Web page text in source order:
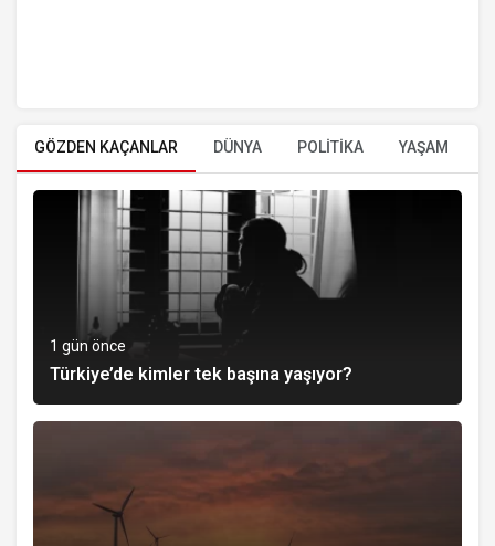
GÖZDEN KAÇANLAR DÜNYA POLİTİKA YAŞAM
1 gün önce
Türkiye’de kimler tek başına yaşıyor?